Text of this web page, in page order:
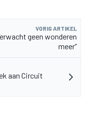
VORIG ARTIKEL
geen wonderen
meer”
aan Circuit